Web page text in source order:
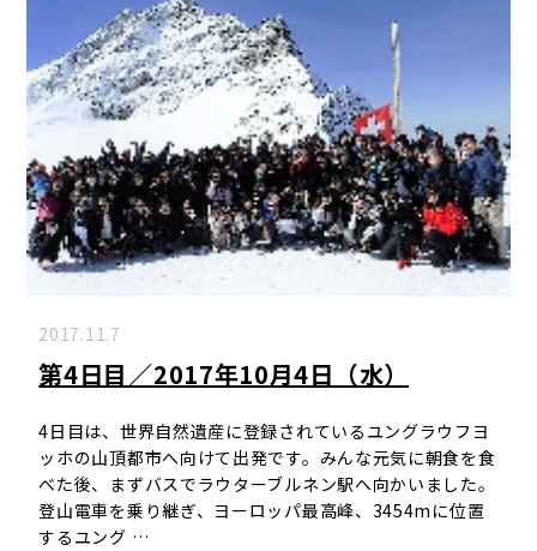
2017.11.7
第4日目／2017年10月4日（水）
4日目は、世界自然遺産に登録されているユングラウフヨ
ッホの山頂都市へ向けて出発です。みんな元気に朝食を食
べた後、まずバスでラウターブルネン駅へ向かいました。
登山電車を乗り継ぎ、ヨーロッパ最高峰、3454mに位置
するユング …